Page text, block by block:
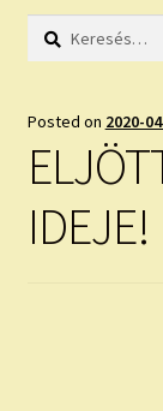
HOLDNAPTÁR
NAPI
KÉRJ EGY
Keresés:
Posted on 2020-
IDEJE!